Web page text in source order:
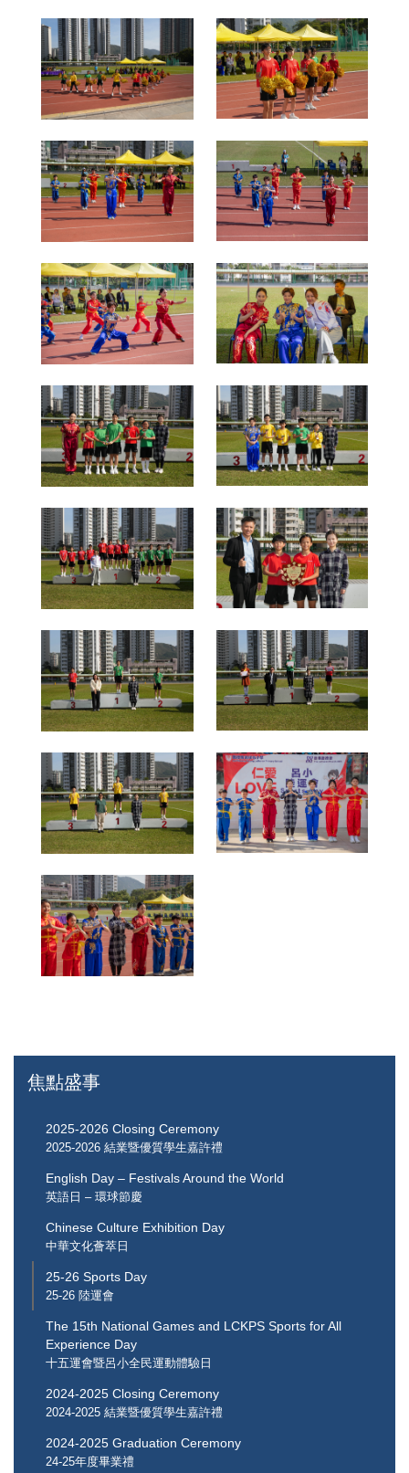
焦點盛事
2025-2026 Closing Ceremony
2025-2026 結業暨優質學生嘉許禮
English Day – Festivals Around the World
英語日 – 環球節慶
Chinese Culture Exhibition Day
中華文化薈萃日
25-26 Sports Day
25-26 陸運會
The 15th National Games and LCKPS Sports for All
Experience Day
十五運會暨呂小全民運動體驗日
2024-2025 Closing Ceremony
2024-2025 結業暨優質學生嘉許禮
2024-2025 Graduation Ceremony
24-25年度畢業禮